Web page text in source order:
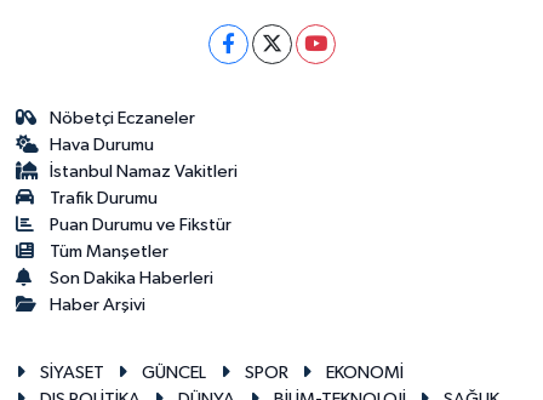
Nöbetçi Eczaneler
Hava Durumu
İstanbul Namaz Vakitleri
Trafik Durumu
Puan Durumu ve Fikstür
Tüm Manşetler
Son Dakika Haberleri
Haber Arşivi
SİYASET GÜNCEL SPOR
EKONOMİ